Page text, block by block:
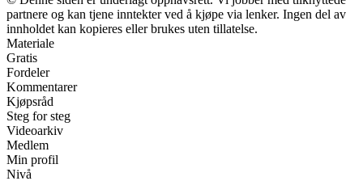
partnere og kan tjene inntekter ved å kjøpe via lenker. Ingen del av
innholdet kan kopieres eller brukes uten tillatelse.
Materiale
Gratis
Fordeler
Kommentarer
Kjøpsråd
Steg for steg
Videoarkiv
Medlem
Min profil
Nivå